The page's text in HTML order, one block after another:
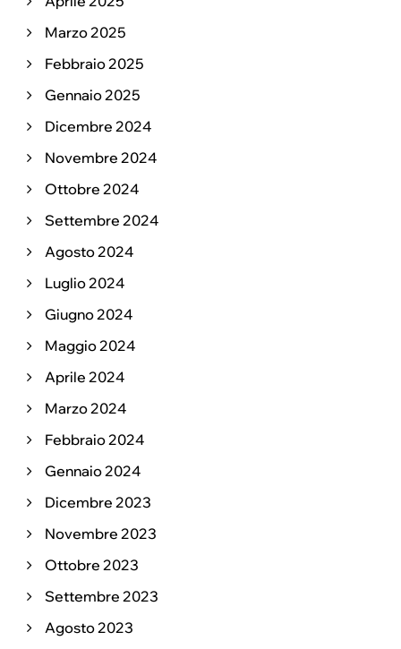
Marzo 2025
Febbraio 2025
Gennaio 2025
Dicembre 2024
Novembre 2024
Ottobre 2024
Settembre 2024
Agosto 2024
Luglio 2024
Giugno 2024
Maggio 2024
Aprile 2024
Marzo 2024
Febbraio 2024
Gennaio 2024
Dicembre 2023
Novembre 2023
Ottobre 2023
Settembre 2023
Agosto 2023